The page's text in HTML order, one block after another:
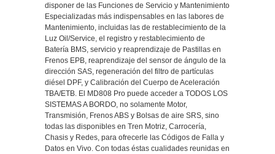
disponer de las Funciones de Servicio y Mantenimiento
Especializadas más indispensables en las labores de
Mantenimiento, incluidas las de restablecimiento de la
Luz Oil/Service, el registro y restablecimiento de
Batería BMS, servicio y reaprendizaje de Pastillas en
Frenos EPB, reaprendizaje del sensor de ángulo de la
dirección SAS, regeneración del filtro de partículas
diésel DPF, y Calibración del Cuerpo de Aceleración
TBA/ETB. El MD808 Pro puede acceder a TODOS LOS
SISTEMAS A BORDO, no solamente Motor,
Transmisión, Frenos ABS y Bolsas de aire SRS, sino
todas las disponibles en Tren Motriz, Carrocería,
Chasis y Redes, para ofrecerle las Códigos de Falla y
Datos en Vivo. Con todas éstas cualidades reunidas en